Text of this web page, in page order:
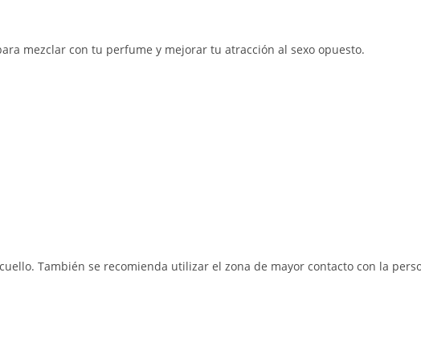
mezclar con tu perfume y mejorar tu atracción al sexo opuesto.
También se recomienda utilizar el zona de mayor contacto con la